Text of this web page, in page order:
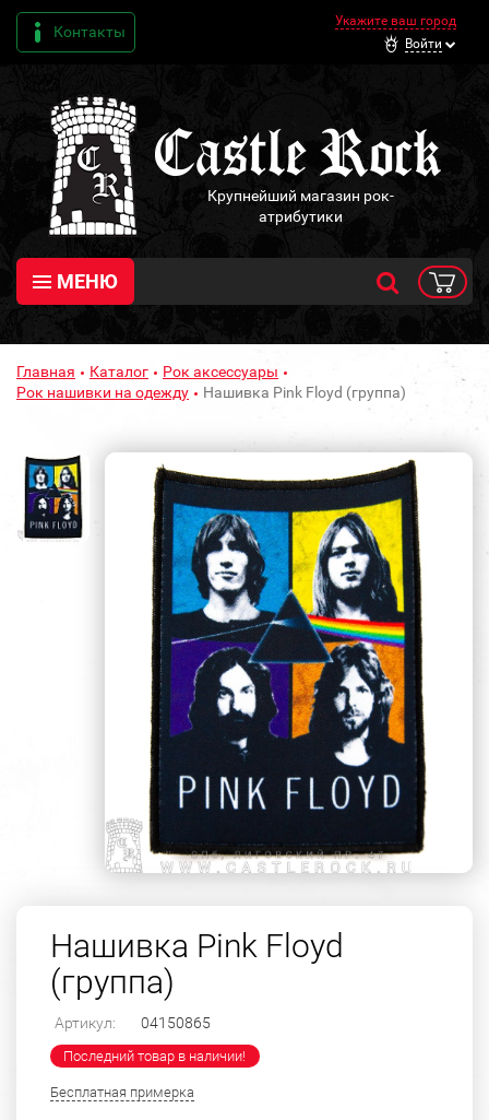
Контакты
Укажите ваш город
Войти
Крупнейший магазин рок-
атрибутики
МЕНЮ
Главная Каталог
Рок аксессуары
Рок нашивки на одежду
Нашивка Pink Floyd (группа)
Нашивка Pink Floyd
(группа)
Артикул: 04150865
Последний товар в наличии!
Бесплатная примерка